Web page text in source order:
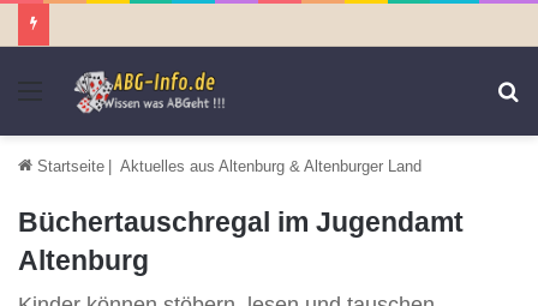
Menü
Startseite | Aktuelles aus Altenburg & Altenburger Land
Büchertauschregal im Jugendamt
Altenburg